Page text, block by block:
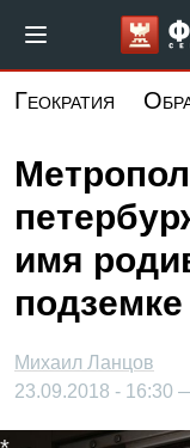
основному
Геократия
имя
Михаил Ланцов
23.09.2018 - 16:30